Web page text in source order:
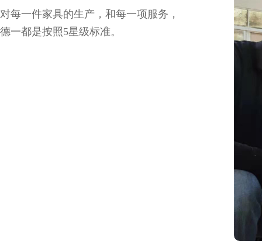
对每一件家具的生产，和每一项服务，
德一都是按照5星级标准。